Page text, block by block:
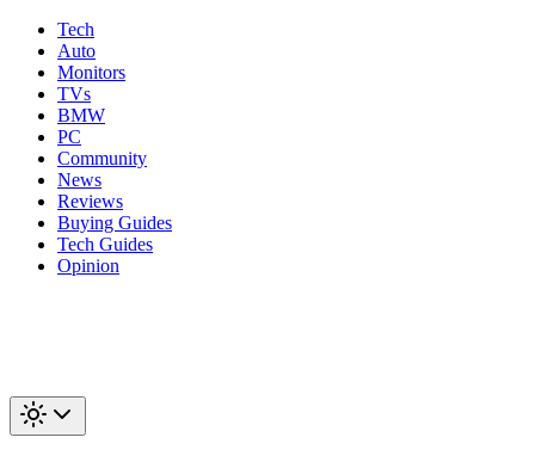
Tech
Auto
Monitors
TVs
BMW
PC
Community
News
Reviews
Buying Guides
Tech Guides
Opinion